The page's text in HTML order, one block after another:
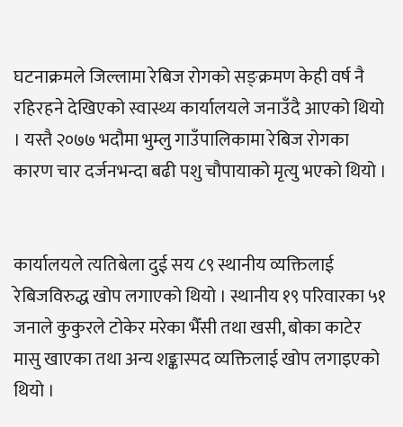
घटनाक्रमले जिल्लामा रेबिज रोगको सङ्क्रमण केही वर्ष नै
रहिरहने देखिएको स्वास्थ्य कार्यालयले जनाउँदै आएको थियो
। यस्तै २०७७ भदौमा भुम्लु गाउँपालिकामा रेबिज रोगका
कारण चार दर्जनभन्दा बढी पशु चौपायाको मृत्यु भएको थियो ।
कार्यालयले त्यतिबेला दुई सय ८९ स्थानीय व्यक्तिलाई
रेबिजविरुद्ध खोप लगाएको थियो । स्थानीय १९ परिवारका ५१
जनाले कुकुरले टोकेर मरेका भैँसी तथा खसी, बोका काटेर
मासु खाएका तथा अन्य शङ्कास्पद व्यक्तिलाई खोप लगाइएको
थियो ।